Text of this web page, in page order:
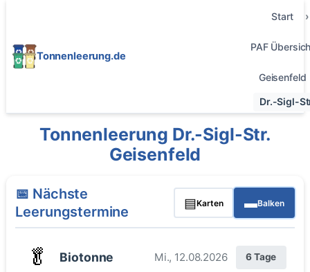
Tonnenleerung.de
Start
PAF
Geisenfeld
Dr.-Sigl-
Tonnenleerung Dr.-Sigl-Str.
Geisenfeld
📅 Nächste
Leerungstermine
▤Karten ▬Balken
🥬 Biotonne Mi., 12.08.2026 6 Tage